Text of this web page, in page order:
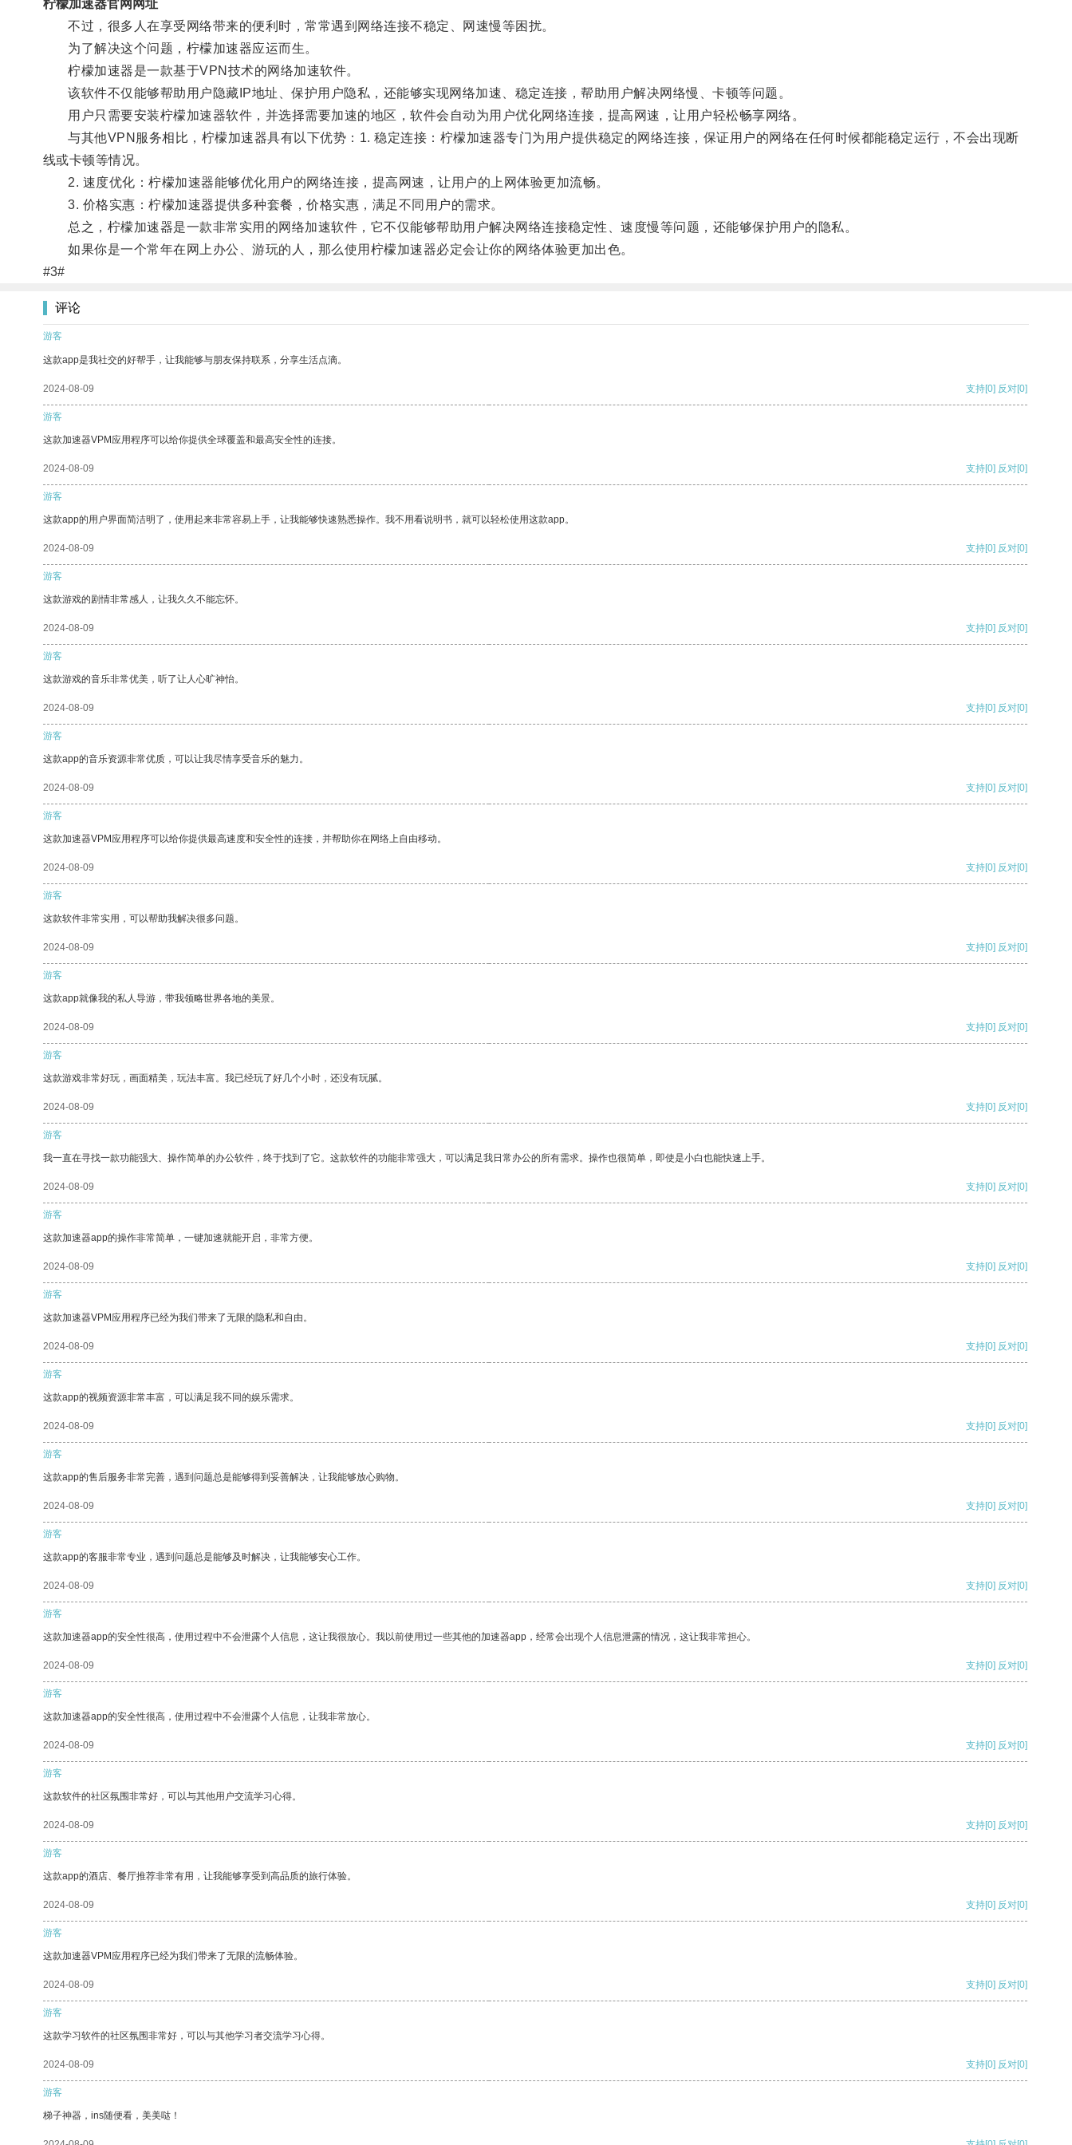
柠檬加速器官网网址
不过，很多人在享受网络带来的便利时，常常遇到网络连接不稳定、网速慢等困扰。
为了解决这个问题，柠檬加速器应运而生。
柠檬加速器是一款基于VPN技术的网络加速软件。
该软件不仅能够帮助用户隐藏IP地址、保护用户隐私，还能够实现网络加速、稳定连接，帮助用户解决网络慢、卡顿等问题。
用户只需要安装柠檬加速器软件，并选择需要加速的地区，软件会自动为用户优化网络连接，提高网速，让用户轻松畅享网络。
与其他VPN服务相比，柠檬加速器具有以下优势：1. 稳定连接：柠檬加速器专门为用户提供稳定的网络连接，保证用户的网络在任何时候都能稳定运行，不会出现断
线或卡顿等情况。
2. 速度优化：柠檬加速器能够优化用户的网络连接，提高网速，让用户的上网体验更加流畅。
3. 价格实惠：柠檬加速器提供多种套餐，价格实惠，满足不同用户的需求。
总之，柠檬加速器是一款非常实用的网络加速软件，它不仅能够帮助用户解决网络连接稳定性、速度慢等问题，还能够保护用户的隐私。
如果你是一个常年在网上办公、游玩的人，那么使用柠檬加速器必定会让你的网络体验更加出色。
#3#
评论
游客
这款app是我社交的好帮手，让我能够与朋友保持联系，分享生活点滴。
2024-08-09 支持[0] 反对[0]
游客
这款加速器VPM应用程序可以给你提供全球覆盖和最高安全性的连接。
2024-08-09 支持[0] 反对[0]
游客
这款app的用户界面简洁明了，使用起来非常容易上手，让我能够快速熟悉操作。我不用看说明书，就可以轻松使用这款app。
2024-08-09 支持[0] 反对[0]
游客
这款游戏的剧情非常感人，让我久久不能忘怀。
2024-08-09 支持[0] 反对[0]
游客
这款游戏的音乐非常优美，听了让人心旷神怡。
2024-08-09 支持[0] 反对[0]
游客
这款app的音乐资源非常优质，可以让我尽情享受音乐的魅力。
2024-08-09 支持[0] 反对[0]
游客
这款加速器VPM应用程序可以给你提供最高速度和安全性的连接，并帮助你在网络上自由移动。
2024-08-09 支持[0] 反对[0]
游客
这款软件非常实用，可以帮助我解决很多问题。
2024-08-09 支持[0] 反对[0]
游客
这款app就像我的私人导游，带我领略世界各地的美景。
2024-08-09 支持[0] 反对[0]
游客
这款游戏非常好玩，画面精美，玩法丰富。我已经玩了好几个小时，还没有玩腻。
2024-08-09 支持[0] 反对[0]
游客
我一直在寻找一款功能强大、操作简单的办公软件，终于找到了它。这款软件的功能非常强大，可以满足我日常办公的所有需求。操作也很简单，即使是小白也能快速上手。
2024-08-09 支持[0] 反对[0]
游客
这款加速器app的操作非常简单，一键加速就能开启，非常方便。
2024-08-09 支持[0] 反对[0]
游客
这款加速器VPM应用程序已经为我们带来了无限的隐私和自由。
2024-08-09 支持[0] 反对[0]
游客
这款app的视频资源非常丰富，可以满足我不同的娱乐需求。
2024-08-09 支持[0] 反对[0]
游客
这款app的售后服务非常完善，遇到问题总是能够得到妥善解决，让我能够放心购物。
2024-08-09 支持[0] 反对[0]
游客
这款app的客服非常专业，遇到问题总是能够及时解决，让我能够安心工作。
2024-08-09 支持[0] 反对[0]
游客
这款加速器app的安全性很高，使用过程中不会泄露个人信息，这让我很放心。我以前使用过一些其他的加速器app，经常会出现个人信息泄露的情况，这让我非常担心。
2024-08-09 支持[0] 反对[0]
游客
这款加速器app的安全性很高，使用过程中不会泄露个人信息，让我非常放心。
2024-08-09 支持[0] 反对[0]
游客
这款软件的社区氛围非常好，可以与其他用户交流学习心得。
2024-08-09 支持[0] 反对[0]
游客
这款app的酒店、餐厅推荐非常有用，让我能够享受到高品质的旅行体验。
2024-08-09 支持[0] 反对[0]
游客
这款加速器VPM应用程序已经为我们带来了无限的流畅体验。
2024-08-09 支持[0] 反对[0]
游客
这款学习软件的社区氛围非常好，可以与其他学习者交流学习心得。
2024-08-09 支持[0] 反对[0]
游客
梯子神器，ins随便看，美美哒！